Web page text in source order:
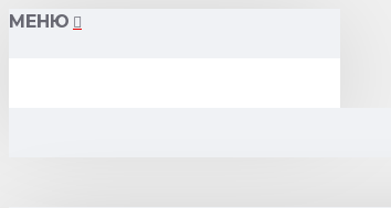
МЕНЮ